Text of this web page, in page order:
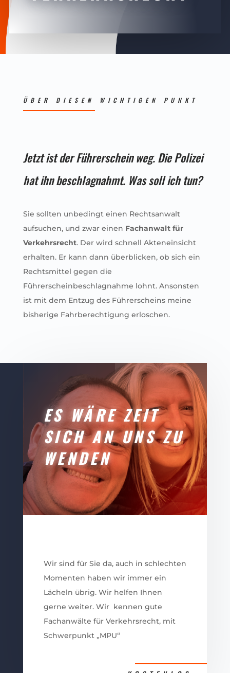
ÜBER DIESEN WICHTIGEN PUNKT
Jetzt ist der Führerschein weg. Die Polizei
hat ihn beschlagnahmt. Was soll ich tun?
Sie sollten unbedingt einen Rechtsanwalt
aufsuchen, und zwar einen Fachanwalt für
Verkehrsrecht. Der wird schnell Akteneinsicht
erhalten. Er kann dann überblicken, ob sich ein
Rechtsmittel gegen die
Führerscheinbeschlagnahme lohnt. Ansonsten
ist mit dem Entzug des Führerscheins meine
bisherige Fahrberechtigung erloschen.
ES WÄRE ZEIT
SICH AN UNS ZU
WENDEN
Wir sind für Sie da, auch in schlechten
Momenten haben wir immer ein
Lächeln übrig. Wir helfen Ihnen
gerne weiter. Wir kennen gute
Fachanwälte für Verkehrsrecht, mit
Schwerpunkt „MPU“